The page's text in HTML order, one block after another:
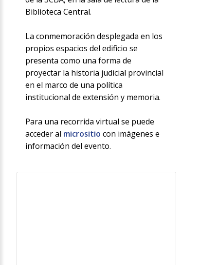
Biblioteca Central.
La conmemoración desplegada en los
propios espacios del edificio se
presenta como una forma de
proyectar la historia judicial provincial
en el marco de una política
institucional de extensión y memoria.
Para una recorrida virtual se puede
acceder al micrositio con imágenes e
información del evento.